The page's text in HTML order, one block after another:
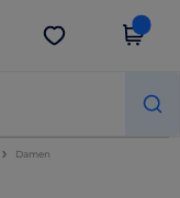
App holen
Damen